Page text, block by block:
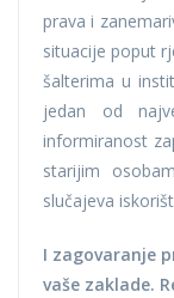
prava i
situacije poput
šalterima u
jedan od
informiranost
starijim
slučajeva
I zagovaranje
vaše zaklade.